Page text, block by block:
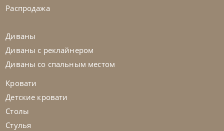
Распродажа
Диваны
Диваны с реклайнером
Диваны со спальным местом
Кровати
Детские кровати
Столы
Стулья